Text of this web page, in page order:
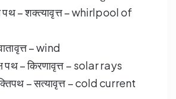
पथ – शक्त्यावृत्त – whirlpool of
– wind
पथ – किरणावृत्त – solar rays
– सत्यावृत्त – cold current